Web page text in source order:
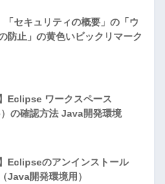
セキュリティの概要」の「ウ
防止」の黄色いビックリマーク
Eclipse ワークスペース
の確認方法 Java開発環境
Eclipseのアンインストール
Java開発環境用）